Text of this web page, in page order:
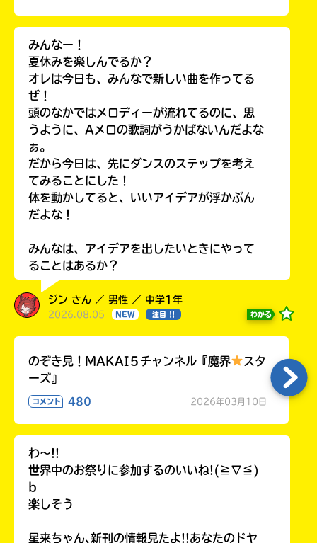
みんなー！
夏休みを楽しんでるか？
オレは今日も、みんなで新しい曲を作ってる
ぜ！
頭のなかではメロディーが流れてるのに、思
うように、Aメロの歌詞がうかばないんだよな
ぁ。
だから今日は、先にダンスのステップを考え
てみることにした！
体を動かしてると、いいアイデアが浮かぶん
だよな！
みんなは、アイデアを出したいときにやって
ることはあるか？
ジン さん ／ 男性 ／ 中学1年
2026.08.05 NEW 注目 !! わかる
のぞき見！MAKAI５チャンネル『魔界
スタ
ーズ』
コメント 480 2026年03月10日
わ〜!!
世界中のお祭りに参加するのいいね!(≧∇≦)
b
楽しそう
星来ちゃん､新刊の情報見たよ!!あなたのドヤ